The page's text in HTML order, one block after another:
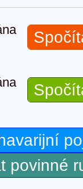
povinné